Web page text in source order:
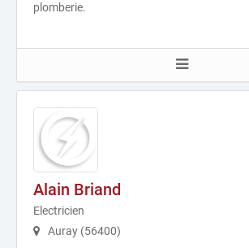
plomberie.
Alain Briand
Electricien
Auray (56400)